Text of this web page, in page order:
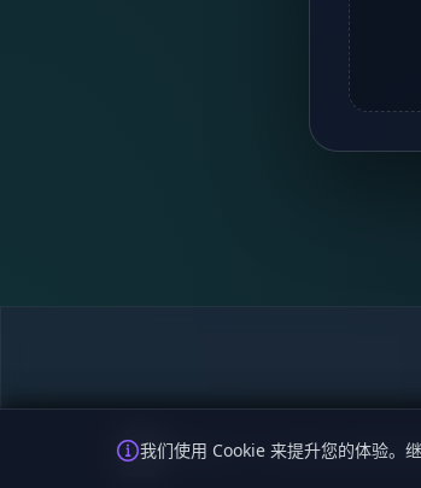
麦块迷APP - 在这里总会找到你
我们使用 Cookie 来提升您的体验。